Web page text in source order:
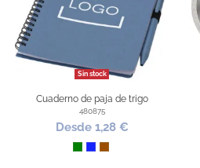
Sin stock
Cuaderno de paja de trigo
480875
Desde 1,28 €
VerdeAzul Royal
Marrón